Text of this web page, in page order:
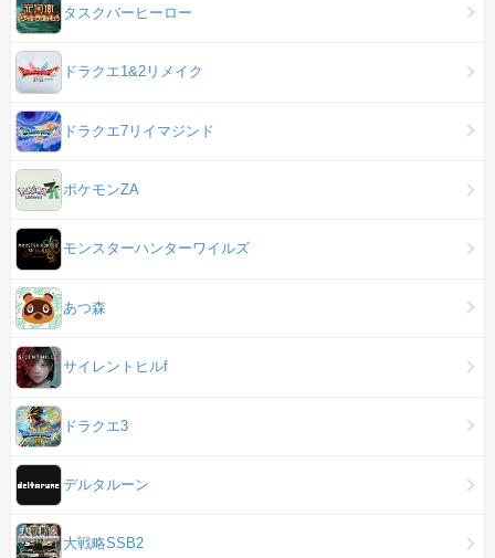
タスクバーヒーロー
ドラクエ1&2リメイク
ドラクエ7リイマジンド
ポケモンZA
モンスターハンターワイルズ
あつ森
サイレントヒルf
ドラクエ3
デルタルーン
大戦略SSB2